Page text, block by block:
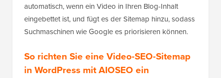
automatisch, wenn ein Video in Ihren Blog-Inhalt
eingebettet ist, und fügt es der Sitemap hinzu, sodass
Suchmaschinen wie Google es priorisieren können.
So richten Sie eine Video-SEO-Sitemap
in WordPress mit AIOSEO ein